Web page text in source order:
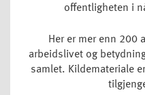
offentligheten i
Her er mer enn 200
arbeidslivet og
samlet. Kildemateriale